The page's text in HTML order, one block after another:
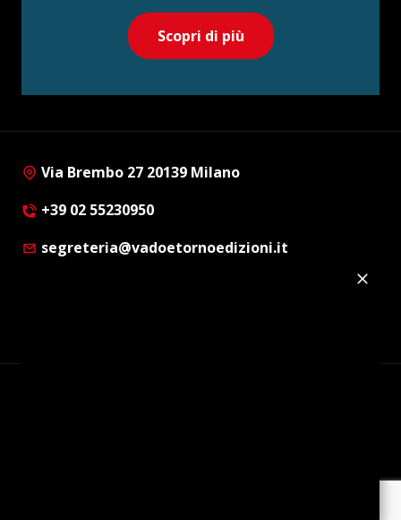
Scopri di più
Via Brembo 27 20139 Milano
+39 02 55230950
segreteria@vadoetornoedizioni.it